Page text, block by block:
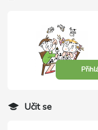
Učit se